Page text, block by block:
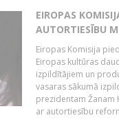
EIROPAS
AUTORTIESĪBU
Eiropas Komisija
Eiropas kultūras
izpildītājiem un
vasaras sākumā
prezidentam Žanam
ar autortiesību